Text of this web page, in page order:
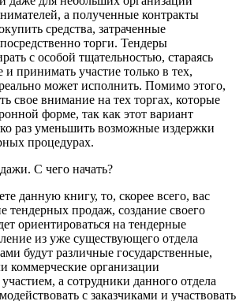
а полу­ченные контракты
средства, затраченные
торги. Тендеры
с особой тщательно­стью, стараясь
принимать участие только в тех,
может испол­нить. Помимо этого,
свое внимание на тех торгах, которые
форме, так как этот вариант
раз уменьшить возможные издержки
процедурах.
С чего начать?
данную книгу, то, скорее всего, вас
тендерных продаж, создание сво­его
ориентироваться на тендерные
из уже существующего отде­ла
будут различные государст­венные,
коммерческие организа­ции
а сотрудники данного отдела
с заказчиками и участвовать